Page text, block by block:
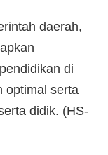
daerah,
di
optimal serta
didik. (HS-